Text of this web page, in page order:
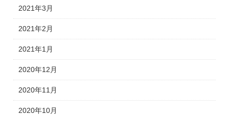
2021年3月
2021年2月
2021年1月
2020年12月
2020年11月
2020年10月